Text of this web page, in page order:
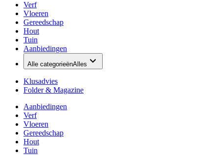
Verf
Vloeren
Gereedschap
Hout
Tuin
Aanbiedingen
Alle categorieënAlles
Klusadvies
Folder & Magazine
Aanbiedingen
Verf
Vloeren
Gereedschap
Hout
Tuin